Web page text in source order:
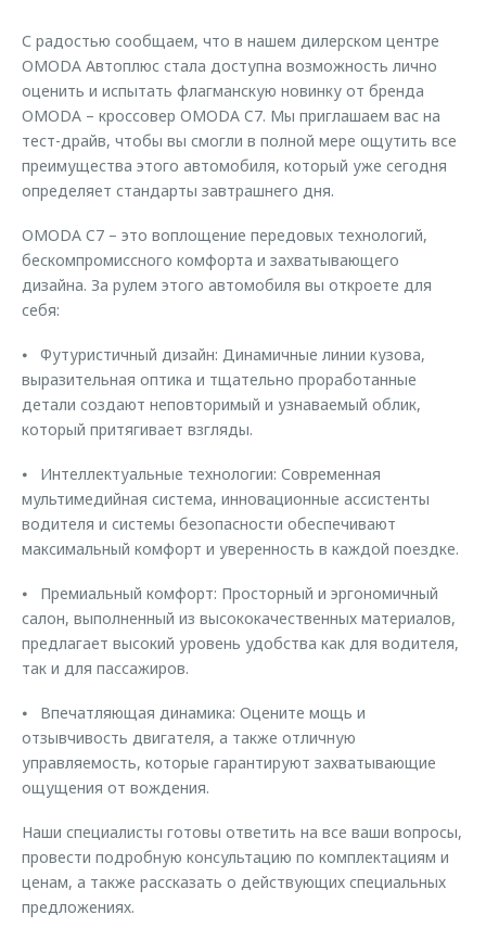
Кредитный калькулятор
Аксессуары
Одежда и сувениры
Оригинальные аксессуары
Запчасти
Трейд-ин
Калькулятор трейд-ин
O&J Автоклуб
Клуб владельцев OMODA
Приложение O&J
Аксессуары
Оригинальные аксессуары
Запчасти
Обратная связь
С радостью сообщаем, что в нашем дилерском центре
OMODA Автоплюс стала доступна возможность лично
оценить и испытать флагманскую новинку от бренда
OMODA – кроссовер OMODA C7. Мы приглашаем вас на
тест-драйв, чтобы вы смогли в полной мере ощутить все
преимущества этого автомобиля, который уже сегодня
определяет стандарты завтрашнего дня.
OMODA C7 – это воплощение передовых технологий,
бескомпромиссного комфорта и захватывающего
дизайна. За рулем этого автомобиля вы откроете для
себя:
⦁ Футуристичный дизайн: Динамичные линии кузова,
выразительная оптика и тщательно проработанные
детали создают неповторимый и узнаваемый облик,
который притягивает взгляды.
⦁ Интеллектуальные технологии: Современная
мультимедийная система, инновационные ассистенты
водителя и системы безопасности обеспечивают
максимальный комфорт и уверенность в каждой поездке.
⦁ Премиальный комфорт: Просторный и эргономичный
салон, выполненный из высококачественных материалов,
предлагает высокий уровень удобства как для водителя,
так и для пассажиров.
⦁ Впечатляющая динамика: Оцените мощь и
отзывчивость двигателя, а также отличную
управляемость, которые гарантируют захватывающие
ощущения от вождения.
Наши специалисты готовы ответить на все ваши вопросы,
провести подробную консультацию по комплектациям и
ценам, а также рассказать о действующих специальных
предложениях.